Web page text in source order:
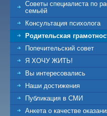
Советы специалиста по
семьёй
Консультация психолога
Родительская
Попечительский совет
Я ХОЧУ ЖИТЬ!
Вы интересовались
Наши достижения
Публикация в СМИ
Анкета о качестве